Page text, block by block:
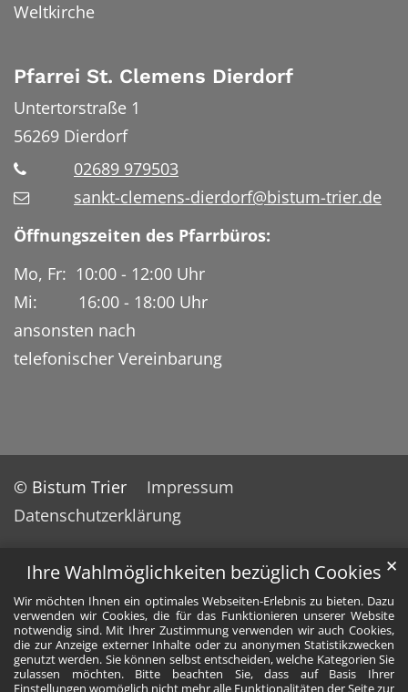
Ihre Wahlmöglichkeiten bezüglich Cookies
Wir möchten Ihnen ein optimales Webseiten-Erlebnis zu bieten. Dazu
verwenden wir Cookies, die für das Funktionieren unserer Website
notwendig sind. Mit Ihrer Zustimmung verwenden wir auch Cookies,
die zur Anzeige externer Inhalte oder zu anonymen Statistikzwecken
genutzt werden. Sie können selbst entscheiden, welche Kategorien Sie
zulassen möchten. Bitte beachten Sie, dass auf Basis Ihrer
Einstellungen womöglich nicht mehr alle Funktionalitäten der Seite zur
✕
Weltkirche
Pfarrei St. Clemens Dierdorf
Untertorstraße 1
56269 Dierdorf
02689 979503
sankt-clemens-dierdorf@bistum-trier.de
Öffnungszeiten des Pfarrbüros:
Mo, Fr: 10:00 - 12:00 Uhr
Mi: 16:00 - 18:00 Uhr
ansonsten nach
telefonischer Vereinbarung
© Bistum Trier
Impressum
Datenschutzerklärung